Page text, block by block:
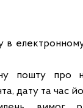
пошту про
дату та час